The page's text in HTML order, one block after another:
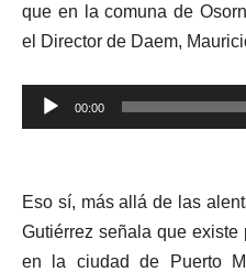
que en la comuna de
el Director de Daem,
Reproductor
de
00:00
Eso sí, más allá de las
Gutiérrez señala que
en la ciudad de Puerto